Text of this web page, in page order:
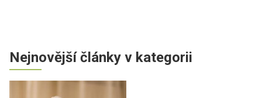
Nejnovější články v kategorii